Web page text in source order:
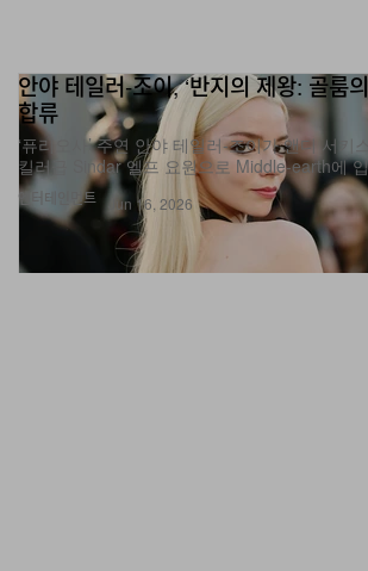
엔터테인먼트
안야 테일러‑조이, ‘반지의 제왕: 골룸
합류
‘퓨리오사’ 주연 안야 테일러‑조이가 앤디 서키
킬러급 Sindar 엘프 요원으로 Middle-earth에
Jun 16, 2026